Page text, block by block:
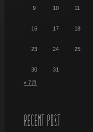
9 10 11
16 17 18
23 24 25
30 31
« 7月
RECENT POST